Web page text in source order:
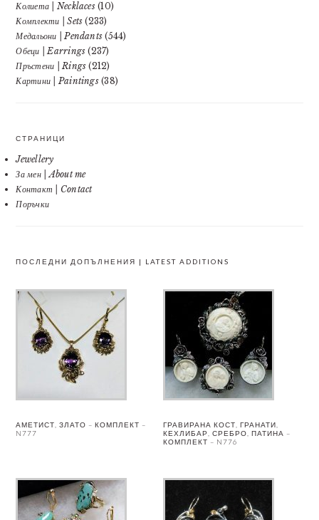
Колиета | Necklaces(10)
Комплекти | Sets (233)
Медальони | Pendants (544)
Обеци | Earrings (237)
Пръстени | Rings (212)
Картини | Paintings(38)
СТРАНИЦИ
Jewellery
За мен | About me
Контакт | Contact
Поръчки
ПОСЛЕДНИ ДОПЪЛНЕНИЯ | LATEST ADDITIONS
АМЕТИСТ, ЗЛАТО – КОМПЛЕКТ –
N777
ГРАВИРАНА КОСТ, ГРАНАТИ,
КЕХЛИБАР, СРЕБРО, ПАТИНА –
КОМПЛЕКТ – N776